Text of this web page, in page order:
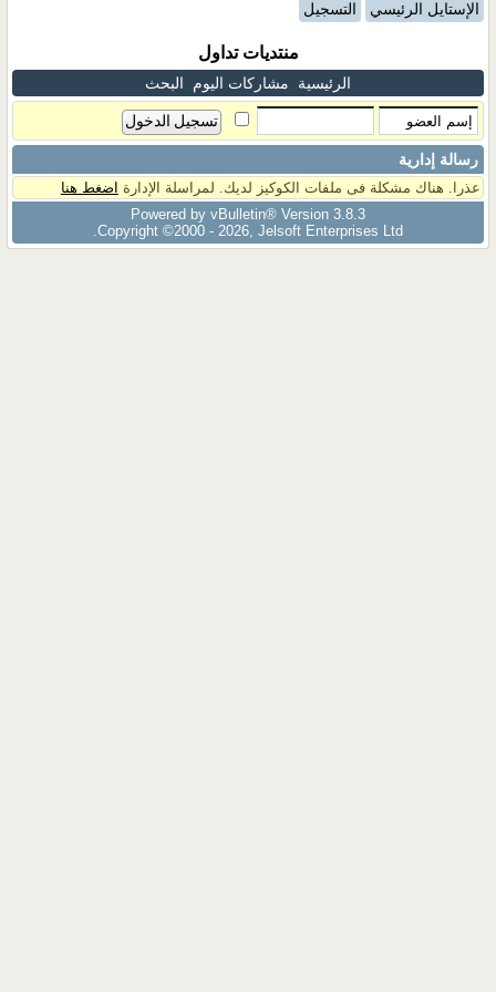
الإستايل الرئيسي التسجيل
منتديات تداول
الرئيسية مشاركات اليوم البحث
رسالة إدارية
عذرا. هناك مشكلة فى ملفات الكوكيز لديك. لمراسلة الإدارة اضغط هنا
Powered by vBulletin® Version 3.8.3
Copyright ©2000 - 2026, Jelsoft Enterprises Ltd.